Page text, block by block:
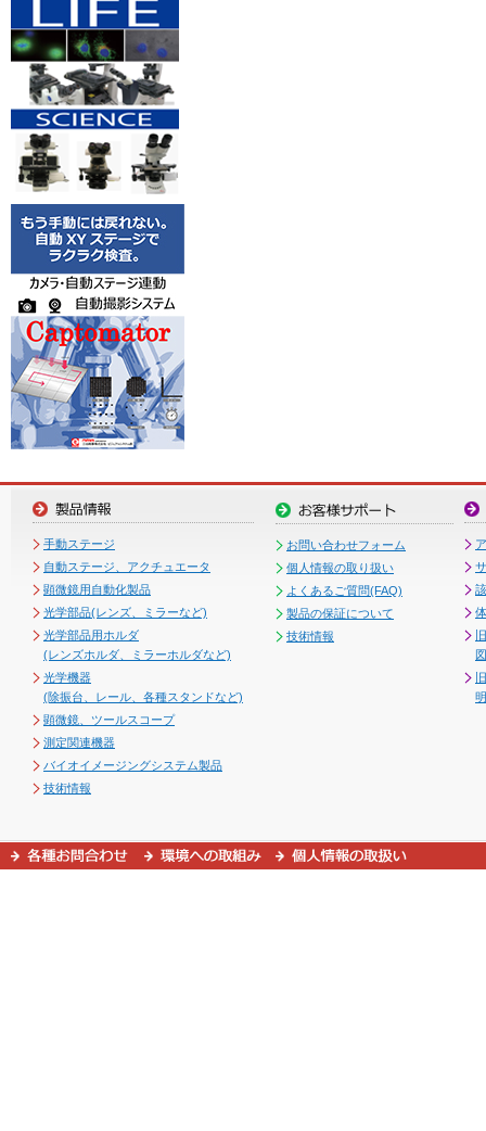
手動ステージ
自動ステージ、アクチュエータ
顕微鏡用自動化製品
光学部品(レンズ、ミラーなど)
光学部品用ホルダ
(レンズホルダ、ミラーホルダなど)
光学機器
(除振台、レール、各種スタンドなど)
顕微鏡、ツールスコープ
測定関連機器
バイオイメージングシステム製品
技術情報
お問い合わせフォーム
個人情報の取り扱い
よくあるご質問(FAQ)
製品の保証について
技術情報